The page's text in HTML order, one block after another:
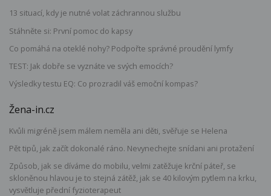
13 situací, kdy je nutné volat záchrannou službu
Stáhněte si: První pomoc do kapsy
Co pomáhá na oteklé nohy? Podpořte správné proudění lymfy
TEST: Jak dobře se vyznáte ve svých emocích?
Výsledky testu EQ: Co prozradil váš emoční kompas?
Žena-in.cz
Kvůli migréně jsem málem neměla ani děti, svěřuje se Helena
Pět tipů, jak začít dokonalé ráno. Nevynechejte snídani ani protažení
Způsob, jak se díváme do mobilu, velmi zatěžuje krční páteř, se
skloněnou hlavou je to stejná zátěž, jak se 40 kilovým pytlem na krku,
vysvětluje přední fyzioterapeut